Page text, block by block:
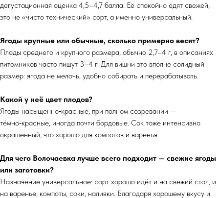
дегустационная оценка 4,5–4,7 балла. Её спокойно едят свежей,
это не «чисто технический» сорт, а именно универсальный.
Ягоды крупные или обычные, сколько примерно весят?
Плоды среднего и крупного размера, обычно 2,7–4 г, в описаниях
питомников часто пишут 3–4 г. Для вишни это вполне солидный
размер: ягода не мелочь, удобно собирать и перерабатывать.
Какой у неё цвет плодов?
Ягоды насыщенно‑красные, при полном созревании —
тёмно‑красные, иногда почти бордовые. Сок тоже интенсивно
окрашенный, что хорошо для компотов и варенья.
Для чего Волочаевка лучше всего подходит — свежие ягоды
или заготовки?
Назначение универсальное: сорт хорошо идёт и на свежий стол, и
на варенье, компоты, соки, наливки. Благодаря хорошему вкусу и